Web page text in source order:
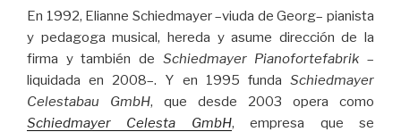
En 1992, Elianne Schiedmayer –viuda de Georg– pianista
y pedagoga musical, hereda y asume dirección de la
firma y también de Schiedmayer Pianofortefabrik –
liquidada en 2008–. Y en 1995 funda Schiedmayer
Celestabau GmbH, que desde 2003 opera como
Schiedmayer Celesta GmbH, empresa que se